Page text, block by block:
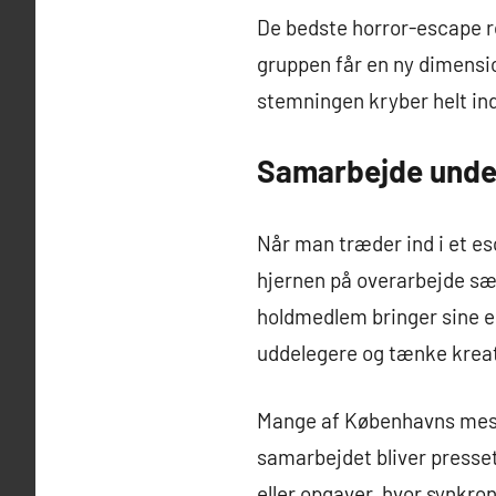
De bedste horror-escape
gruppen får en ny
stemningen kryber helt
Samarbejde
Når man træder ind i et
hjernen på overarbejde
holdmedlem bringer sine
uddelegere og tænke
Mange af Københavns
samarbejdet bliver